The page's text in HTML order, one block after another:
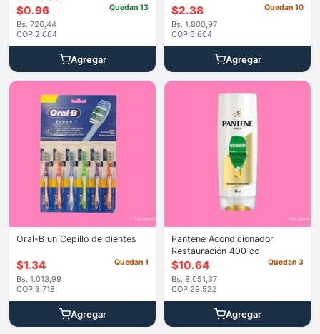
$0.96
Bs. 726,44
COP 2.664
Quedan 13
Agregar
$2.38
Bs. 1.800,97
COP 6.604
Quedan 10
Agregar
Oral-B un Cepillo de dientes
$1.34
Bs. 1.013,99
COP 3.718
Quedan 1
Agregar
Pantene Acondicionador
Restauración 400 cc
$10.64
Bs. 8.051,37
COP 29.522
Quedan 3
Agregar